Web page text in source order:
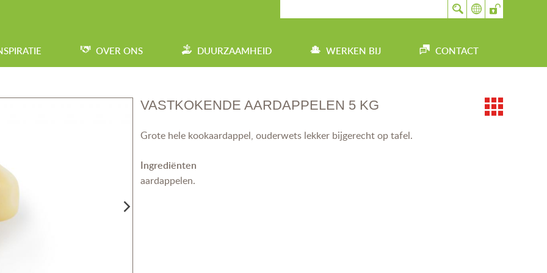
OVER ONS DUURZAAMHEID WERKEN BIJ CONTACT
VASTKOKENDE AARDAPPELEN 5 KG
Grote hele kookaardappel, ouderwets lekker bijgerecht op tafel.
Ingrediënten
aardappelen.